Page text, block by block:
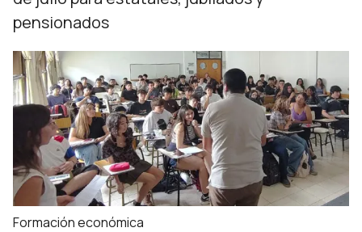
pensionados
Formación económica